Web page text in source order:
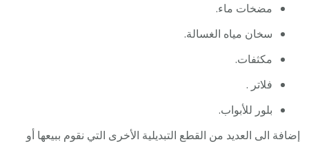
مضخات ماء.
سخان مياه الغسالة.
مكثفات.
فلاتر .
بلور للأبواب.
إضافة الى العديد من القطع التبديلية الأخرى التي نقوم ببيعها أو